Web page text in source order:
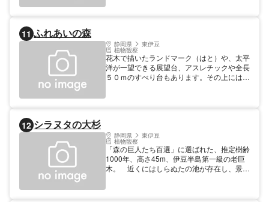
11 ふれあいの森
静岡県 東伊豆
植物観察
花木で描いたランドマーク（はと）や、太平
洋が一望できる展望台、アスレチックや全長
５０ｍのすべり台もあります。その上にはク
12 シラヌタの大杉
静岡県 東伊豆
植物観察
「森の巨人たち百選」に選ばれた、推定樹齢
1000年、高さ45m、伊豆半島第一級の老巨
木。 近くにはしらぬたの池が存在し、景観